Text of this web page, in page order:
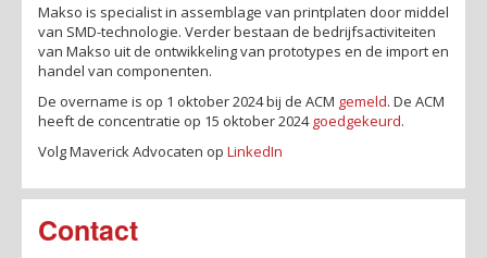
Makso is specialist in assemblage van printplaten door middel
van SMD-technologie. Verder bestaan de bedrijfsactiviteiten
van Makso uit de ontwikkeling van prototypes en de import en
handel van componenten.
De overname is op 1 oktober 2024 bij de ACM gemeld. De ACM
heeft de concentratie op 15 oktober 2024goedgekeurd.
Volg Maverick Advocaten op LinkedIn
Contact